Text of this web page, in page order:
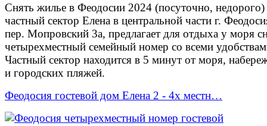
Снять жилье в Феодосии 2024 (посуточно, недорого)
частный сектор Елена в центральной части г.
пер. Мопровский 3а, предлагает для отдыха у моря
четырехместный семейный номер со всеми
Частный сектор находится в 5 минут от моря,
и городских пляжей.
Феодосия гостевой дом Елена 2 - 4х местн…